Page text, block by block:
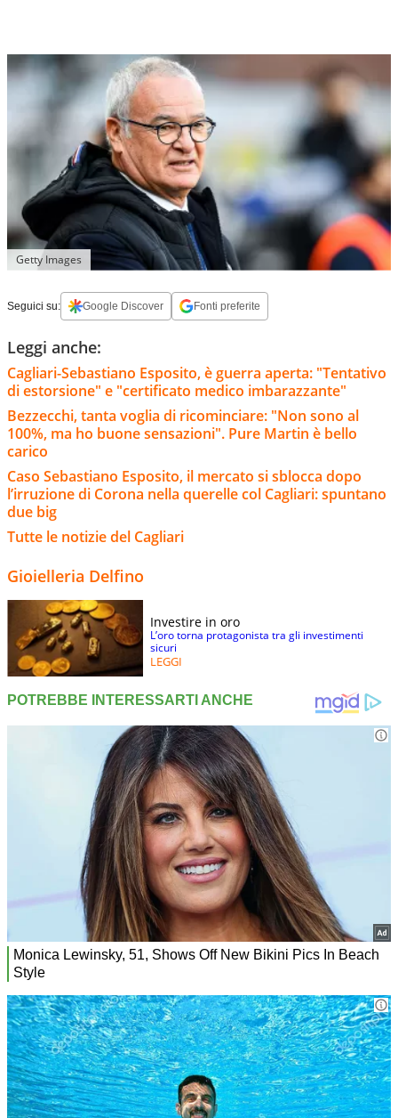
Getty Images
Seguici su: Google Discover Fonti preferite
Leggi anche:
Cagliari-Sebastiano Esposito, è guerra aperta: "Tentativo
di estorsione" e "certificato medico imbarazzante"
Bezzecchi, tanta voglia di ricominciare: "Non sono al
100%, ma ho buone sensazioni". Pure Martin è bello
carico
Caso Sebastiano Esposito, il mercato si sblocca dopo
l’irruzione di Corona nella querelle col Cagliari: spuntano
due big
Tutte le notizie del Cagliari
Gioielleria Delfino
Investire in oro
L’oro torna protagonista tra gli investimenti
sicuri
LEGGI